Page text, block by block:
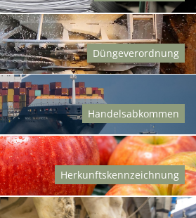
Düngeverordnung
Handelsabkommen
Herkunftskennzeichnung